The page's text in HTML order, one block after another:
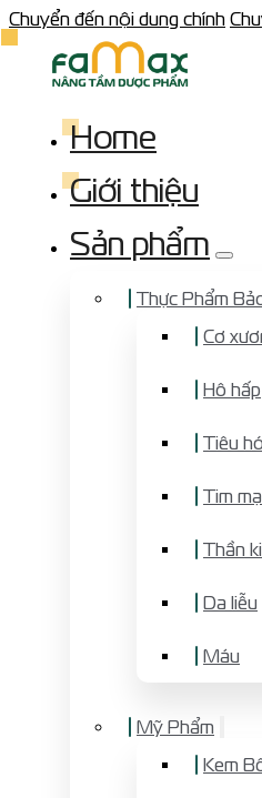
Chuyển đến nội dung chính
Home
Giới thiệu
Sản phẩm
Thực Phẩm
Cơ
Hô hấp
Tiêu
Tim
Thần
Da liễu
Máu
Mỹ Phẩm
Kem